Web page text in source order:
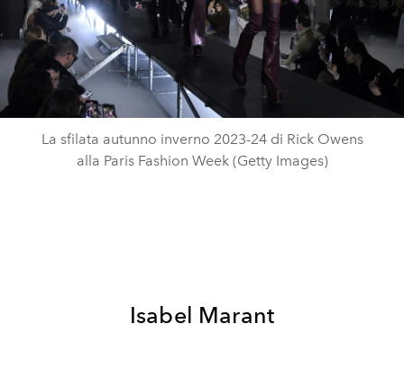
La sfilata autunno inverno 2023-24 di Rick Owens
alla Paris Fashion Week (Getty Images)
Isabel Marant